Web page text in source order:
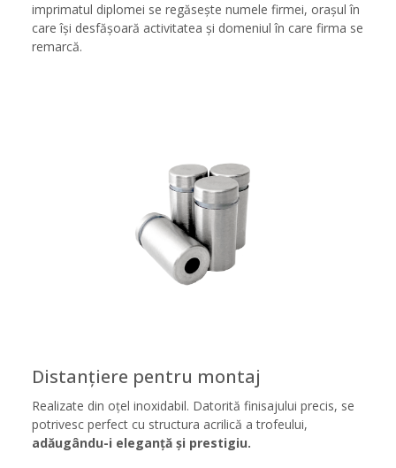
imprimatul diplomei se regăsește numele firmei, orașul în
care își desfășoară activitatea și domeniul în care firma se
remarcă.
Distanțiere pentru montaj
Realizate din oțel inoxidabil. Datorită finisajului precis, se
potrivesc perfect cu structura acrilică a trofeului,
adăugându-i eleganță și prestigiu.